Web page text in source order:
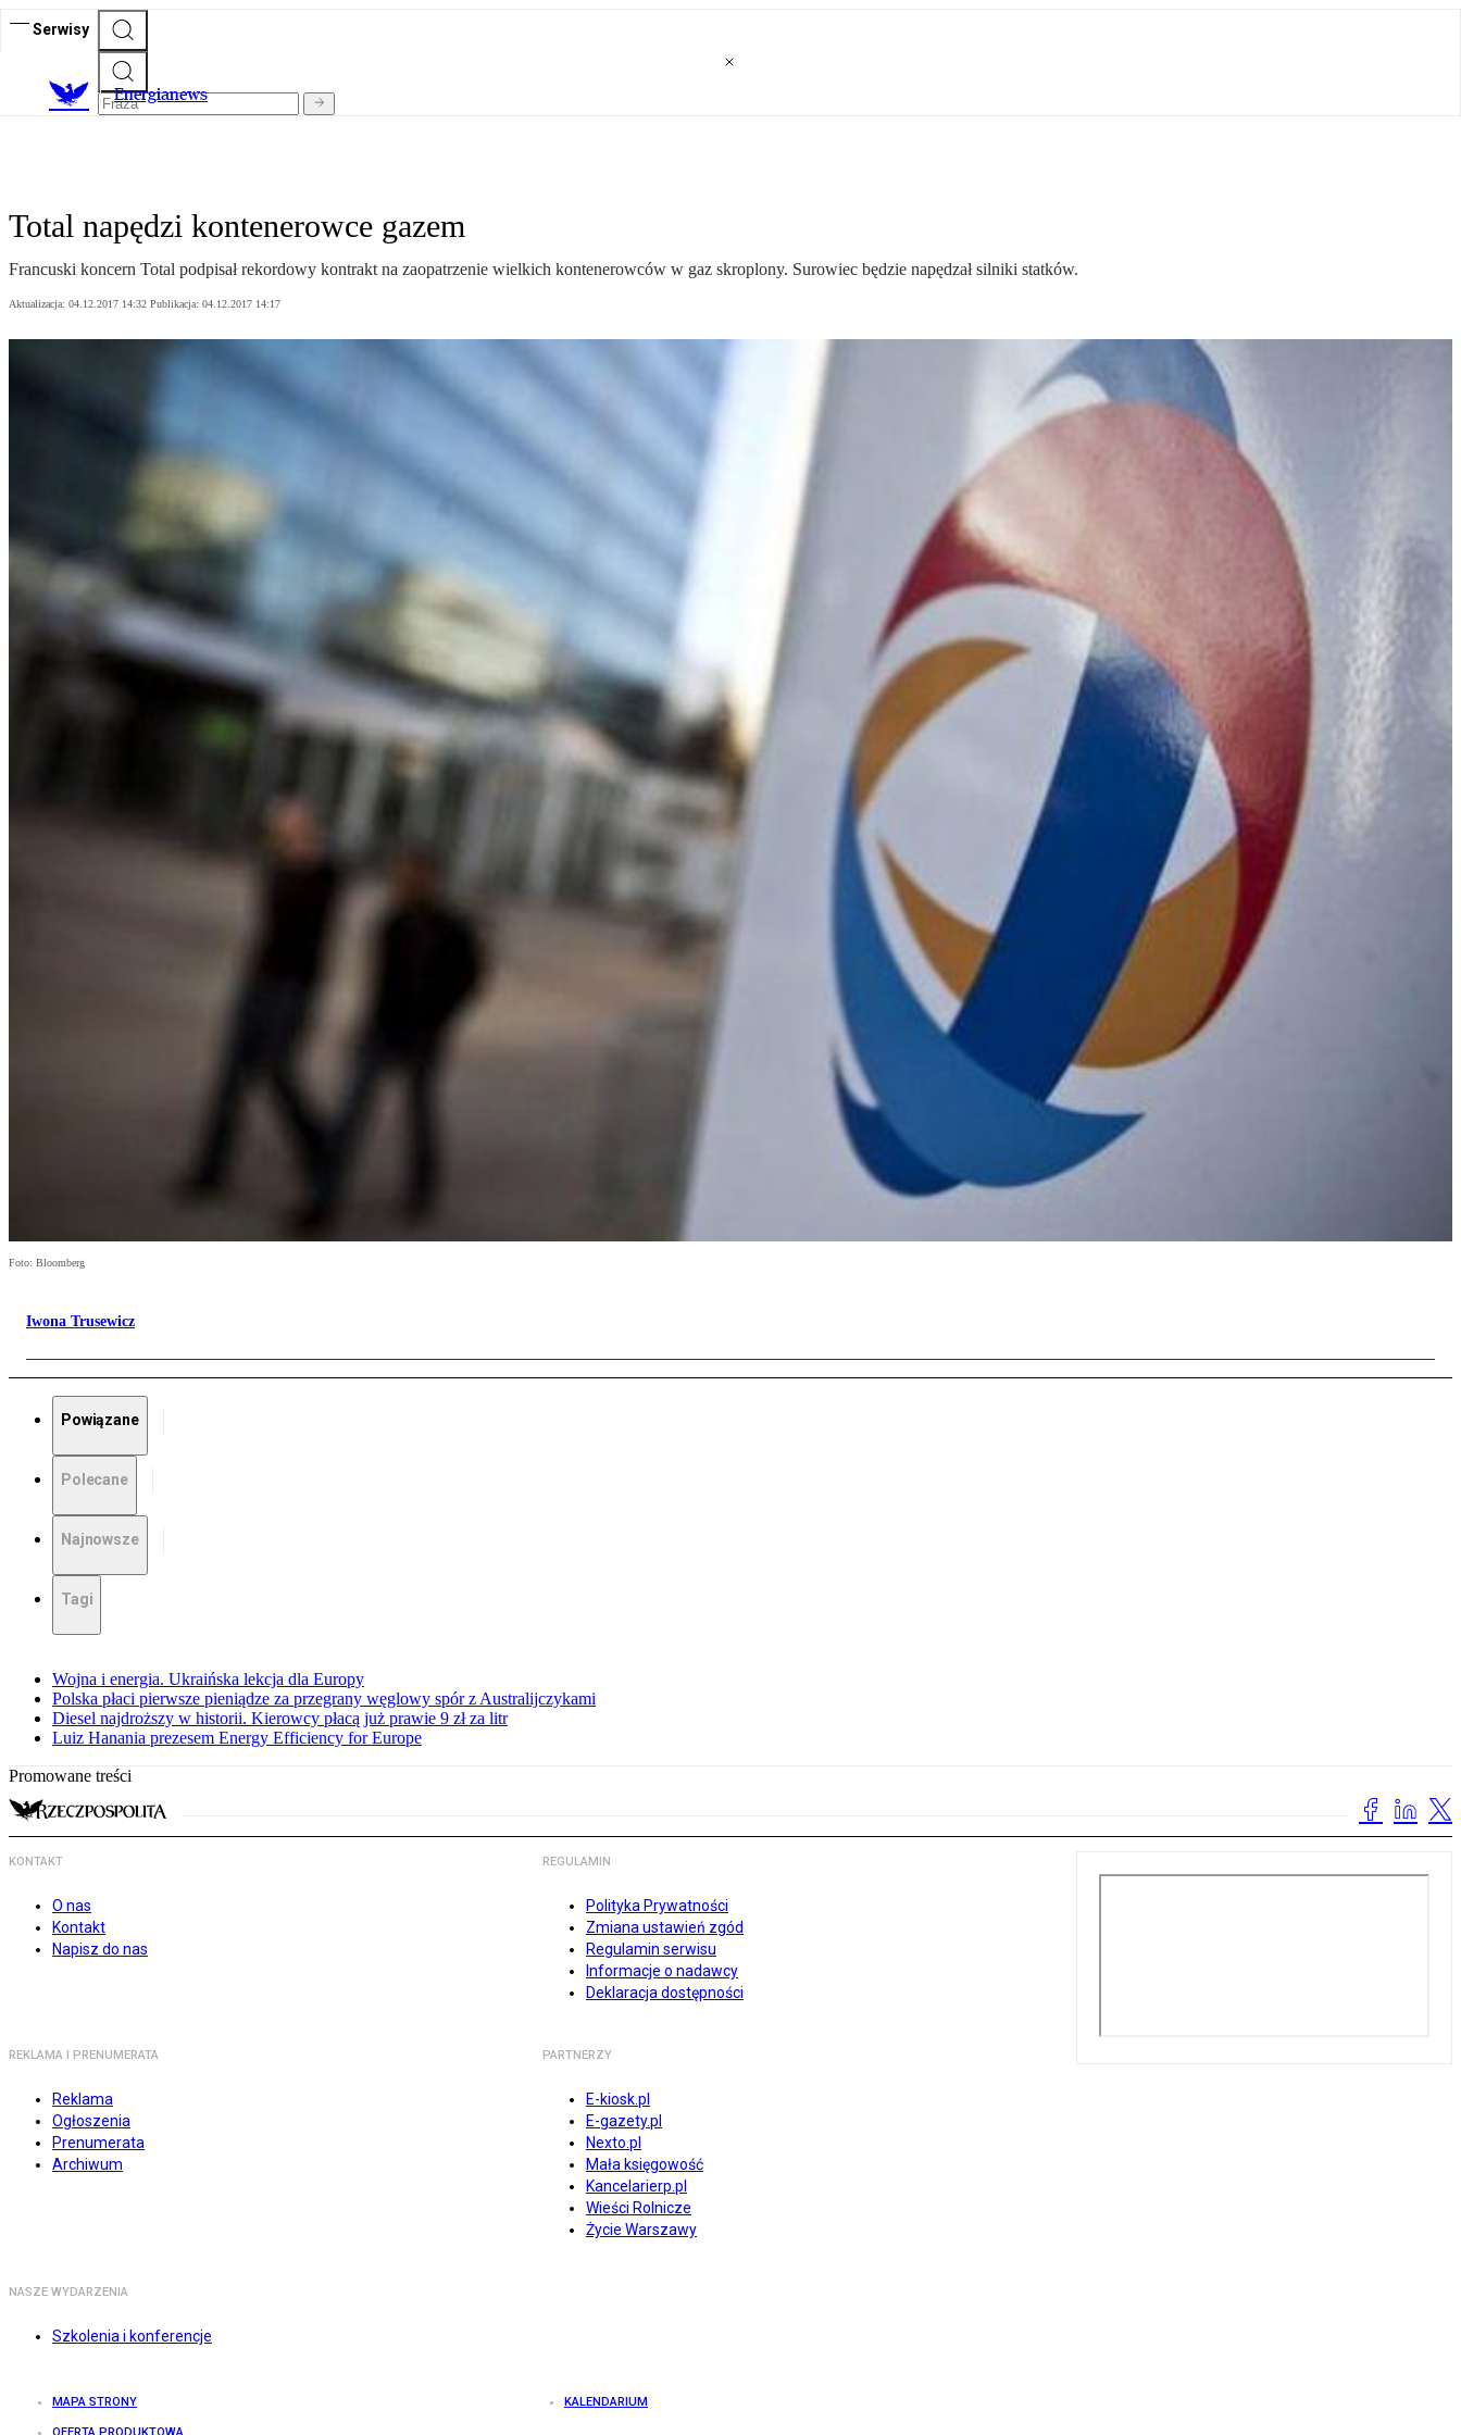
Serwisy
Energianews
Total napędzi kontenerowce gazem
Francuski koncern Total podpisał rekordowy kontrakt na zaopatrzenie wielkich kontenerowców w gaz skroplony. Surowiec będzie napędzał silniki statków.
Aktualizacja: 04.12.2017 14:32 Publikacja: 04.12.2017 14:17
Foto: Bloomberg
Iwona Trusewicz
Powiązane
Polecane
Najnowsze
Tagi
Wojna i energia. Ukraińska lekcja dla Europy
Polska płaci pierwsze pieniądze za przegrany węglowy spór z Australijczykami
Diesel najdroższy w historii. Kierowcy płacą już prawie 9 zł za litr
Luiz Hanania prezesem Energy Efficiency for Europe
Promowane treści
KONTAKT
O nas
Kontakt
Napisz do nas
REGULAMIN
Polityka Prywatności
Zmiana ustawień zgód
Regulamin serwisu
Informacje o nadawcy
Deklaracja dostępności
REKLAMA I PRENUMERATA
Reklama
Ogłoszenia
Prenumerata
Archiwum
PARTNERZY
E-kiosk.pl
E-gazety.pl
Nexto.pl
Mała księgowość
Kancelarierp.pl
Wieści Rolnicze
Życie Warszawy
NASZE WYDARZENIA
Szkolenia i konferencje
MAPA STRONY KALENDARIUM